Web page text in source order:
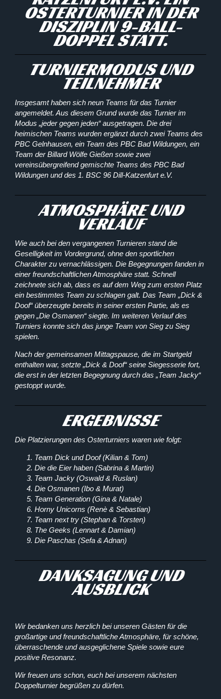
OSTERTURNIER IN DER
DISZIPLIN 9-BALL-
DOPPEL STATT.
TURNIERMODUS UND
TEILNEHMER
Insgesamt haben sich neun Teams für das Turnier
angemeldet. Aus diesem Grund wurde das Turnier im
Modus „jeder gegen jeden“ ausgetragen. Die drei
heimischen Teams wurden ergänzt durch zwei Teams des
PBC Gelnhausen, ein Team des PBC Bad Wildungen, ein
Team der Billard Wölfe Gießen sowie zwei
vereinsübergreifend gemischte Teams des PBC Bad
Wildungen und des 1. BSC 96 Dill-Katzenfurt e.V.
ATMOSPHÄRE UND
VERLAUF
Wie auch bei den vergangenen Turnieren stand die
Geselligkeit im Vordergrund, ohne den sportlichen
Charakter zu vernachlässigen. Die Begegnungen fanden in
einer freundschaftlichen Atmosphäre statt. Schnell
zeichnete sich ab, dass es auf dem Weg zum ersten Platz
ein bestimmtes Team zu schlagen galt. Das Team „Dick &
Doof“ überzeugte bereits in seiner ersten Partie, als es
gegen „Die Osmanen“ siegte. Im weiteren Verlauf des
Turniers konnte sich das junge Team von Sieg zu Sieg
spielen.
Nach der gemeinsamen Mittagspause, die im Startgeld
enthalten war, setzte „Dick & Doof“ seine Siegesserie fort,
die erst in der letzten Begegnung durch das „Team Jacky“
gestoppt wurde.
ERGEBNISSE
Die Platzierungen des Osterturniers waren wie folgt:
Team Dick und Doof (Kilian & Tom)
Die die Eier haben (Sabrina & Martin)
Team Jacky (Oswald & Ruslan)
Die Osmanen (Ibo & Murat)
Team Generation (Gina & Natale)
Horny Unicorns (Renè & Sebastian)
Team next try (Stephan & Torsten)
The Geeks (Lennart & Damian)
Die Paschas (Sefa & Adnan)
DANKSAGUNG UND
AUSBLICK
Wir bedanken uns herzlich bei unseren Gästen für die
großartige und freundschaftliche Atmosphäre, für schöne,
überraschende und ausgeglichene Spiele sowie eure
positive Resonanz.
Wir freuen uns schon, euch bei unserem nächsten
Doppelturnier begrüßen zu dürfen.